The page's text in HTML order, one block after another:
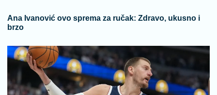
Ana Ivanović ovo sprema za ručak: Zdravo, ukusno i
brzo